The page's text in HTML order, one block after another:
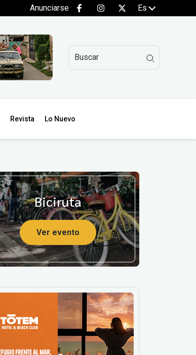
Anunciarse Es
Revista Lo Nuevo
Biciruta
Ver evento